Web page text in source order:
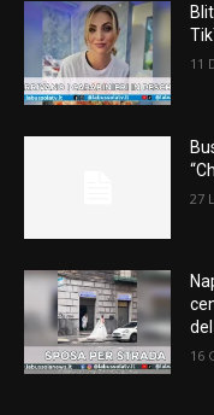
11
27
16